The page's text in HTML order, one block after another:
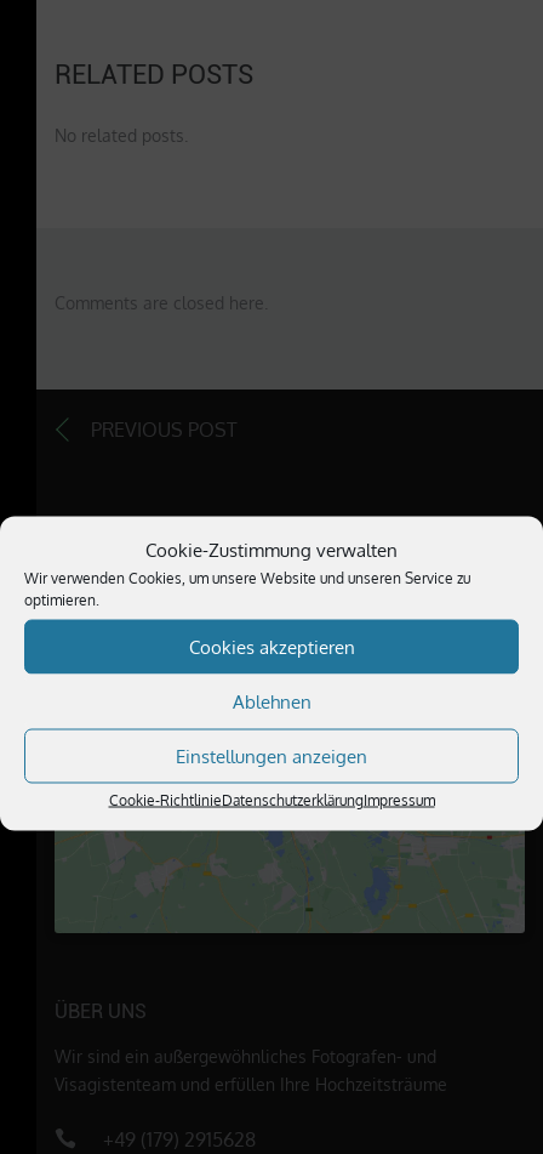
Cookie-Zustimmung verwalten
Wir verwenden Cookies, um unsere Website und unseren Service zu
optimieren.
Cookies akzeptieren
Ablehnen
Einstellungen anzeigen
Cookie-RichtlinieDatenschutzerklärungImpressum
RELATED POSTS
No related posts.
Comments are closed here.
PREVIOUS POST
BESUCHE UNS
Klicke hier, um Marketing-Cookies zu
akzeptieren und diesen Inhalt zu
aktivieren
ÜBER UNS
Wir sind ein außergewöhnliches Fotografen- und
Visagistenteam und erfüllen Ihre Hochzeitsträume
+49 (179) 2915628